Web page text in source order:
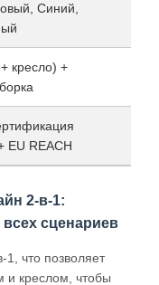
Синий,
кресло) +
EU REACH
2-в-1:
сценариев
1, что позволяет
и креслом, чтобы